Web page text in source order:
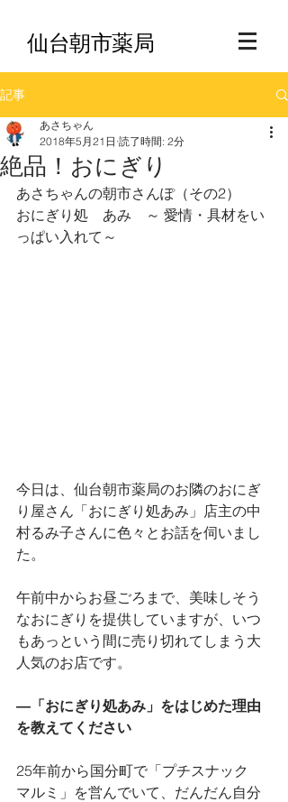
​仙台朝市薬局
記事
絶品！おにぎり
あさちゃん
2018年5月21日 読了時間: 2分
あさちゃんの朝市さんぽ（その2）
おにぎり処　あみ　～ 愛情・具材をい
っぱい入れて～
今日は、仙台朝市薬局のお隣のおにぎ
り屋さん「おにぎり処あみ」店主の中
村るみ子さんに色々とお話を伺いまし
た。
午前中からお昼ごろまで、美味しそう
なおにぎりを提供していますが、いつ
もあっという間に売り切れてしまう大
人気のお店です。
―「おにぎり処あみ」をはじめた理由
を教えてください
25年前から国分町で「プチスナック
マルミ」を営んでいて、だんだん自分